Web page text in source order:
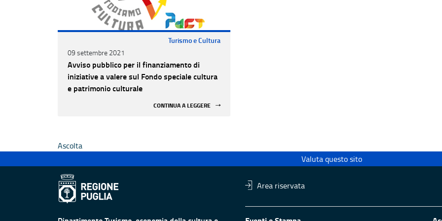
Turismo e Cultura
09 settembre 2021
Avviso pubblico per il finanziamento di
iniziative a valere sul Fondo speciale cultura
e patrimonio culturale
CONTINUA A LEGGERE
Ascolta
Valuta questo sito
Area riservata